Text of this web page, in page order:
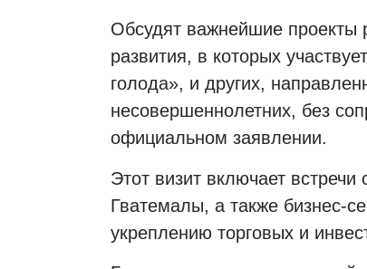
Обсудят важнейшие проекты
развития, в которых
голода», и других,
несовершеннолетних, без
официальном заявлении.
Этот визит включает
Гватемалы, а также бизнес-
укреплению торговых и